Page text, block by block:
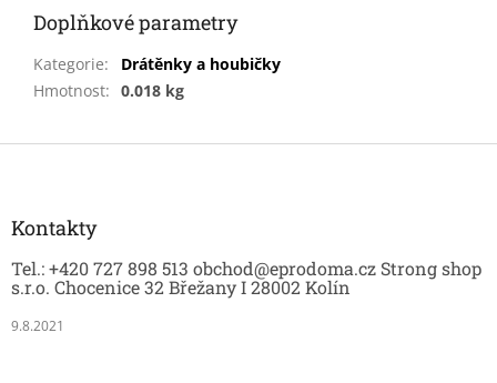
Doplňkové parametry
Kategorie:
Drátěnky a houbičky
Hmotnost: 0.018 kg
Z
Kontakty
Tel.: +420 727 898 513 obchod@eprodoma.cz Strong shop
s.r.o. Chocenice 32 Břežany I 28002 Kolín
9.8.2021